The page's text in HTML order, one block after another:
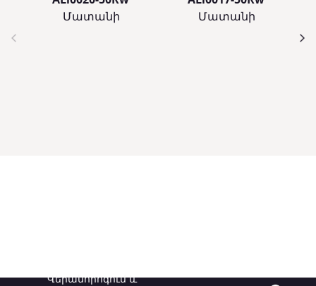
Մատանի
Մատանի
Վերանորոգում և